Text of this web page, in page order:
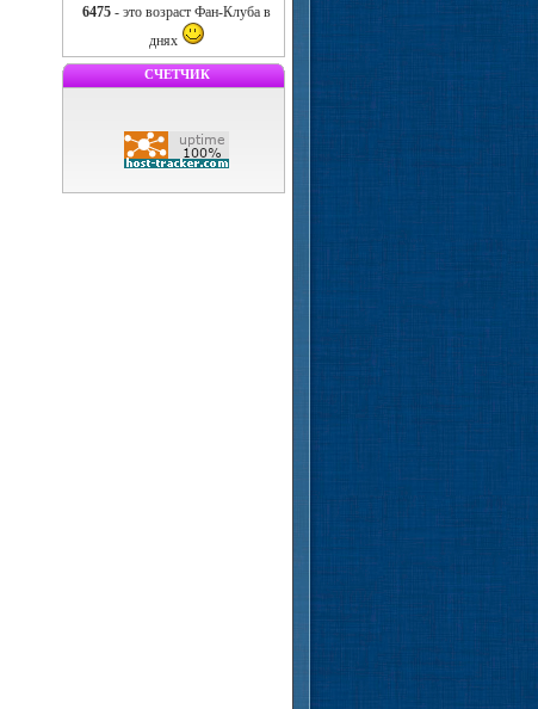
6475 - это возраст Фан-Клуба в
днях
СЧЕТЧИК